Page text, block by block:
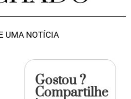
UMA NOTÍCIA
Gostou ?
Compartilhe